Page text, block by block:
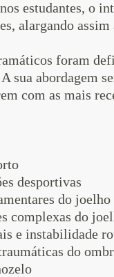
estudantes, o
alargando
foram
sua abordagem
com as mais
desportivas
do joelho
complexas do
e instabilidade
do